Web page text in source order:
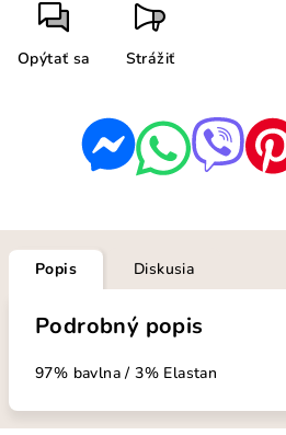
Opýtať sa Strážiť
Popis Diskusia
Podrobný popis
97% bavlna / 3% Elastan